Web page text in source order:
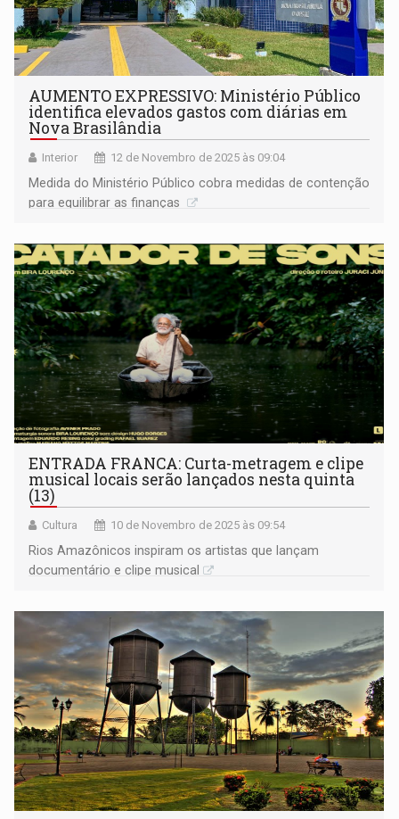
AUMENTO EXPRESSIVO: Ministério Público
identifica elevados gastos com diárias em
Nova Brasilândia
Interior 12 de Novembro de 2025 às 09:04
Medida do Ministério Público cobra medidas de contenção
para equilibrar as finanças
ENTRADA FRANCA: Curta-metragem e clipe
musical locais serão lançados nesta quinta
(13)
Cultura 10 de Novembro de 2025 às 09:54
Rios Amazônicos inspiram os artistas que lançam
documentário e clipe musical